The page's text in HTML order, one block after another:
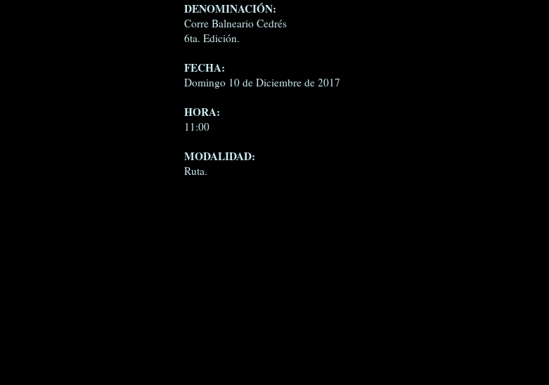
DENOMINACIÓN:
Corre Balneario Cedrés
6ta. Edición.
FECHA:
Domingo 10 de Diciembre de 2017
HORA:
11:00
MODALIDAD:
Ruta.